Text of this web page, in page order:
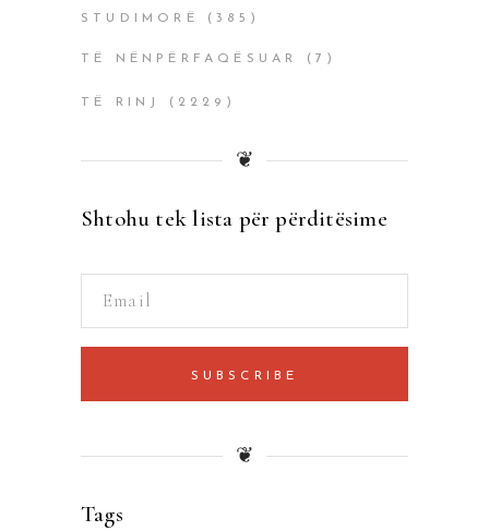
STUDIMORË (385)
TË NËNPËRFAQËSUAR (7)
TË RINJ (2229)
❦
Shtohu tek lista për përditësime
SUBSCRIBE
❦
Tags